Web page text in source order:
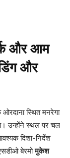
और आम
और
स्थित मनरेगा
उन्होंने स्थल पर चल
दिशा-निर्देश
बेरमोमुकेश